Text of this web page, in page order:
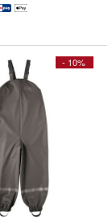
- 10%